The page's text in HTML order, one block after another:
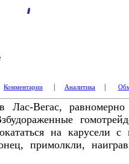
Комментарии Аналитика
Вегас, равномерно
на карусели с
примолкли,